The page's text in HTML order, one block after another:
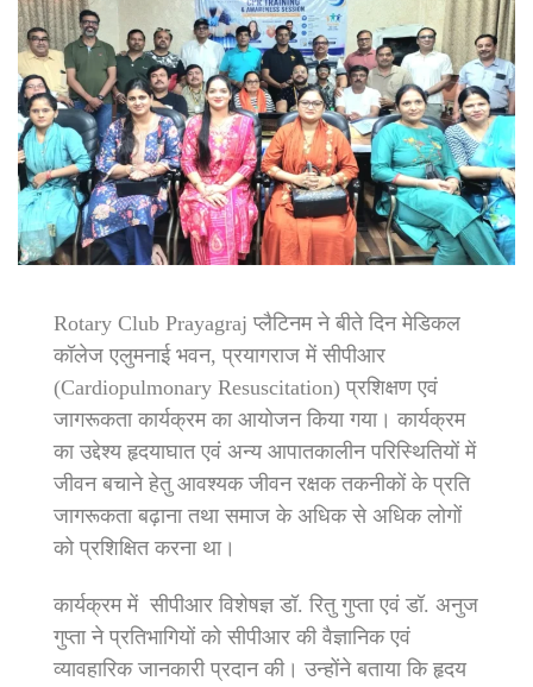
Rotary Club Prayagraj प्लैटिनम ने बीते दिन मेडिकल
कॉलेज एलुमनाई भवन, प्रयागराज में सीपीआर
(Cardiopulmonary Resuscitation) प्रशिक्षण एवं
जागरूकता कार्यक्रम का आयोजन किया गया। कार्यक्रम
का उद्देश्य हृदयाघात एवं अन्य आपातकालीन परिस्थितियों में
जीवन बचाने हेतु आवश्यक जीवन रक्षक तकनीकों के प्रति
जागरूकता बढ़ाना तथा समाज के अधिक से अधिक लोगों
को प्रशिक्षित करना था।
कार्यक्रम में सीपीआर विशेषज्ञ डॉ. रितु गुप्ता एवं डॉ. अनुज
गुप्ता ने प्रतिभागियों को सीपीआर की वैज्ञानिक एवं
व्यावहारिक जानकारी प्रदान की। उन्होंने बताया कि हृदय